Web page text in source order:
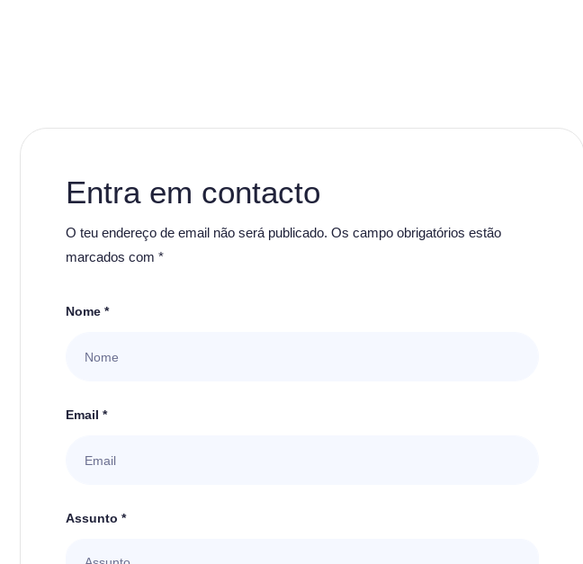
Entra em contacto
O teu endereço de email não será publicado. Os campo obrigatórios estão
marcados com *
Nome *
Email *
Assunto *